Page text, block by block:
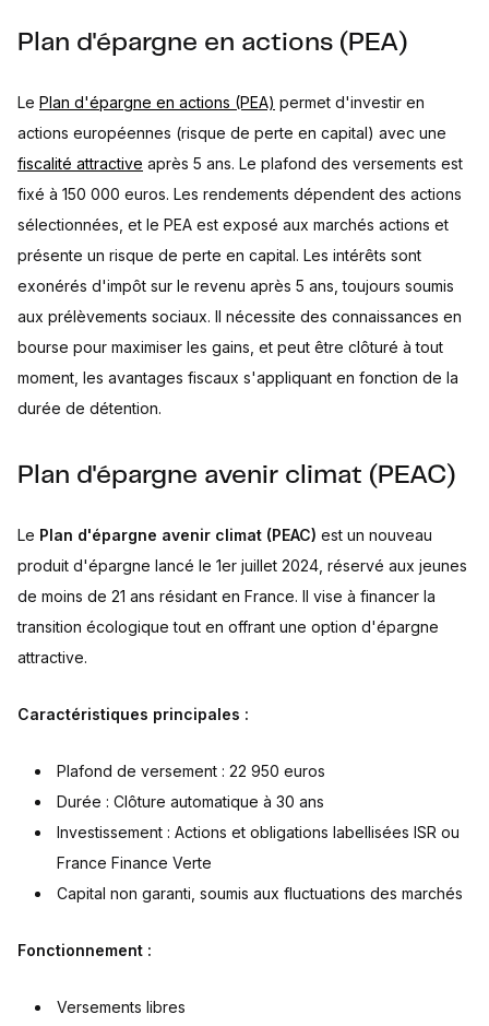
Plan d'épargne en actions (PEA)
Le Plan d'épargne en actions (PEA) permet d'investir en
actions européennes (risque de perte en capital) avec une
fiscalité attractive après 5 ans. Le plafond des versements est
fixé à 150 000 euros. Les rendements dépendent des actions
sélectionnées, et le PEA est exposé aux marchés actions et
présente un risque de perte en capital. Les intérêts sont
exonérés d'impôt sur le revenu après 5 ans, toujours soumis
aux prélèvements sociaux. Il nécessite des connaissances en
bourse pour maximiser les gains, et peut être clôturé à tout
moment, les avantages fiscaux s'appliquant en fonction de la
durée de détention.
Plan d'épargne avenir climat (PEAC)
Le Plan d'épargne avenir climat (PEAC) est un nouveau
produit d'épargne lancé le 1er juillet 2024, réservé aux jeunes
de moins de 21 ans résidant en France. Il vise à financer la
transition écologique tout en offrant une option d'épargne
attractive.
Caractéristiques principales :
Plafond de versement : 22 950 euros
Durée : Clôture automatique à 30 ans
Investissement : Actions et obligations labellisées ISR ou
France Finance Verte
Capital non garanti, soumis aux fluctuations des marchés
Fonctionnement :
Versements libres